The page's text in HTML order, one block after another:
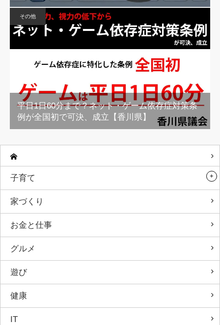
その他
平日1日60分まで？ネット・ゲーム依存症対策条
例が全国初で可決、成立【香川県】
子育て
家づくり
お金と仕事
グルメ
遊び
健康
IT